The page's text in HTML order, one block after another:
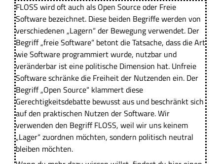
FLOSS wird oft auch als Open Source oder Freie
Software bezeichnet. Diese beiden Begriffe werden von
verschiedenen „Lagern“ der Bewegung verwendet. Der
Begriff „freie Software“ betont die Tatsache, dass die Art
wie Software programmiert wurde, nutzbar und
veränderbar ist eine politische Dimension hat. Unfreie
Software schränke die Freiheit der Nutzenden ein. Der
Begriff „Open Source“ klammert diese
Gerechtigkeitsdebatte bewusst aus und beschränkt sich
auf den praktischen Nutzen der Software. Wir
verwenden den Begriff FLOSS, weil wir uns keinem
„Lager“ zuordnen möchten, sondern politisch neutral
bleiben möchten.